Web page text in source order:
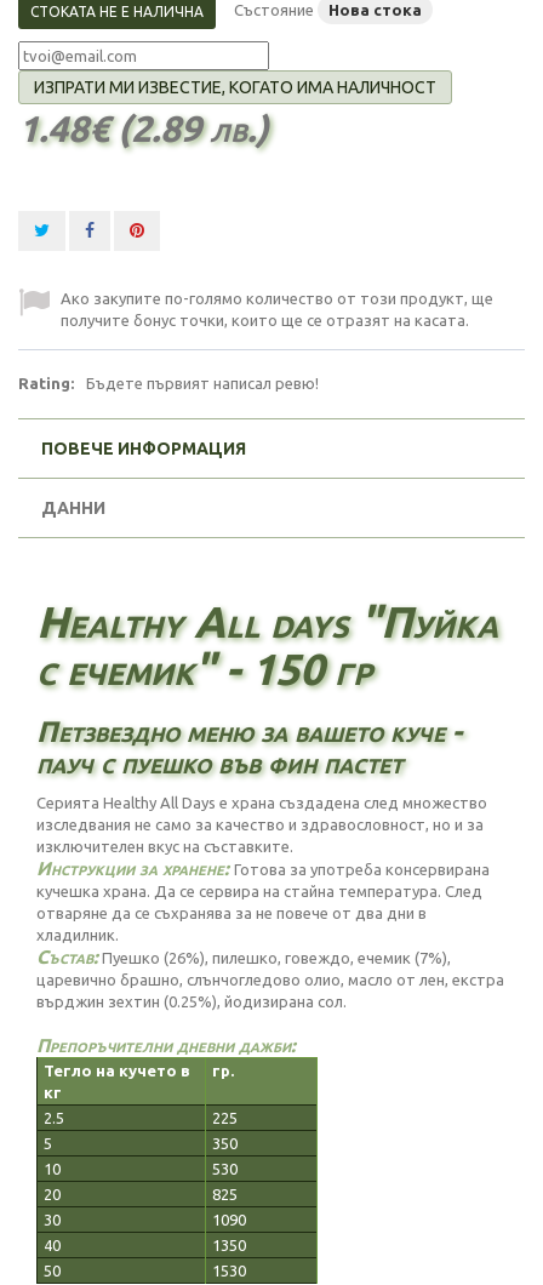
СТОКАТА НЕ Е НАЛИЧНА Състояние Нова стока
ИЗПРАТИ МИ ИЗВЕСТИЕ, КОГАТО ИМА НАЛИЧНОСТ
1.48€ (2.89 лв.)
Ако закупите по-голямо количество от този продукт, ще
получите бонус точки, които ще се отразят на касата.
Rating: Бъдете първият написал ревю!
ПОВЕЧЕ ИНФОРМАЦИЯ
ДАННИ
Healthy All days "Пуйка
с ечемик" - 150 гр
Петзвездно меню за вашето куче -
пауч с пуешко във фин пастет
Серията Healthy All Days е храна създадена след множество
изследвания не само за качество и здравословност, но и за
изключителен вкус на съставките.
Инструкции за хранене: Готова за употреба консервирана
кучешка храна. Да се сервира на стайна температура. След
отваряне да се съхранява за не повече от два дни в
хладилник.
Състав:Пуешко (26%), пилешко, говеждо, ечемик (7%),
царевично брашно, слънчогледово олио, масло от лен, екстра
върджин зехтин (0.25%), йодизирана сол.
Препоръчителни дневни дажби:
Тегло на кучето в
кг
гр.
2.5
225
5
350
10
530
20
825
30
1090
40
1350
50
1530